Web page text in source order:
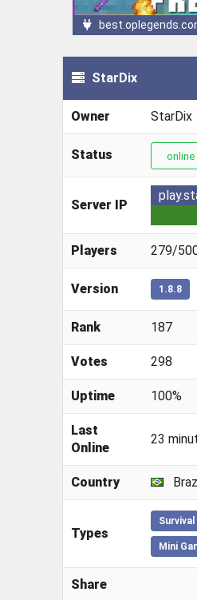
StarDix
Owner StarDix
Status online
Server IP
Players 279/
Version 1.8.8
Rank 187
Votes 298
Uptime 100%
Last
Online
23
Country
Types
Survival
Mini
Share